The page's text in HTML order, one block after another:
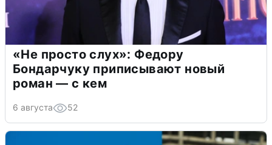
«Не просто слух»: Федору
Бондарчуку приписывают новый
роман — с кем
6 августа 52